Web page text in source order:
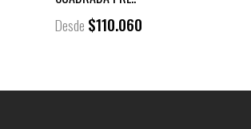
Desde $110.060